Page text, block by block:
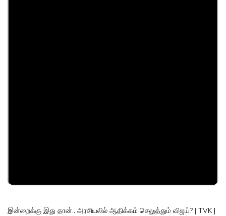
இன்றைக்கு இது தான்.. அரசியலில் ஆதிக்கம் செலுத்தும் விஜய்? | TVK |